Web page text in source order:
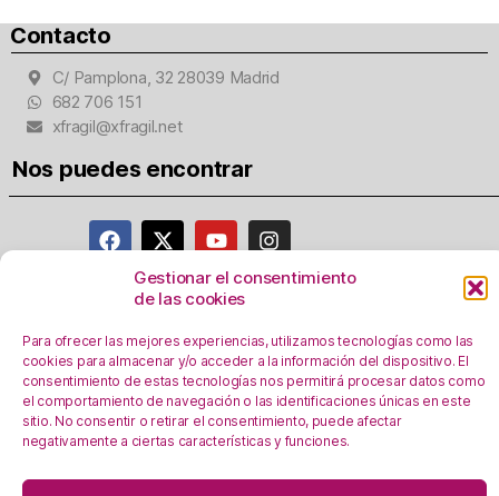
Gestionar el consentimiento
de las cookies
Para ofrecer las mejores experiencias, utilizamos tecnologías como las
cookies para almacenar y/o acceder a la información del dispositivo. El
consentimiento de estas tecnologías nos permitirá procesar datos como
el comportamiento de navegación o las identificaciones únicas en este
sitio. No consentir o retirar el consentimiento, puede afectar
negativamente a ciertas características y funciones.
Contacto
C/ Pamplona, 32 28039 Madrid
682 706 151
xfragil@xfragil.net
Nos puedes encontrar
Política de privacidad
Registro Actividades como responsables del
tratamiento
Política de Cookies